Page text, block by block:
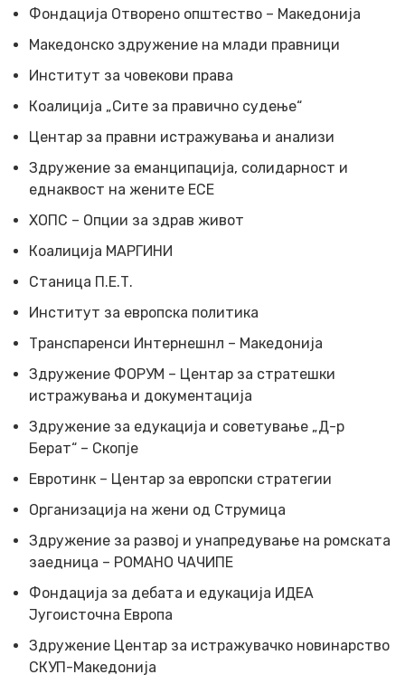
Фондација Отворено општество – Македонија
Македонско здружение на млади правници
Институт за човекови права
Коалиција „Сите за правично судење“
Центар за правни истражувања и анализи
Здружение за еманципација, солидарност и
еднаквост на жените ЕСЕ
ХОПС – Опции за здрав живот
Коалиција МАРГИНИ
Станица П.Е.Т.
Институт за европска политика
Транспаренси Интернешнл – Македонија
Здружение ФОРУМ – Центар за стратешки
истражувања и документација
Здружение за едукација и советување „Д-р
Берат“ – Скопје
Евротинк – Центар за европски стратегии
Организација на жени од Струмица
Здружение за развој и унапредување на ромската
заедница – РОМАНО ЧАЧИПЕ
Фондација за дебата и едукација ИДЕА
Југоисточна Европа
Здружение Центар за истражувачко новинарство
СКУП-Македонија